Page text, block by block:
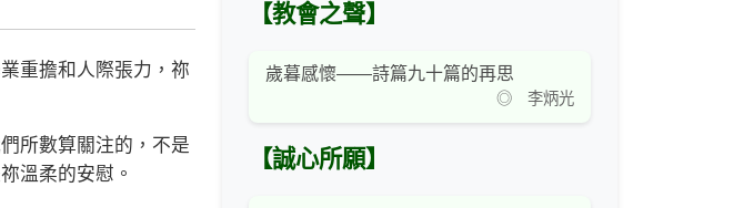
重擔和人際張力，祢
所數算關注的，不是
溫柔的安慰。
【教會之聲】
歲暮感懷——詩篇九十篇的再思
◎ 李炳光
【誠心所願】